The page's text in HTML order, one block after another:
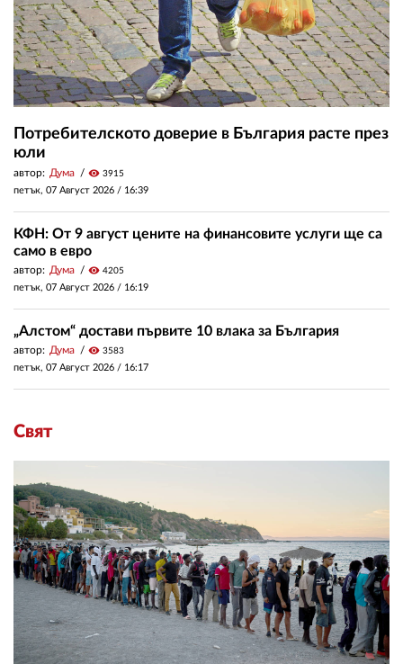
Потребителското доверие в България расте през
юли
автор: Дума visibility 3915
петък, 07 Август 2026 / 16:39
КФН: От 9 август цените на финансовите услуги ще са
само в евро
автор: Дума visibility 4205
петък, 07 Август 2026 / 16:19
„Алстом“ достави първите 10 влака за България
автор: Дума visibility 3583
петък, 07 Август 2026 / 16:17
Свят